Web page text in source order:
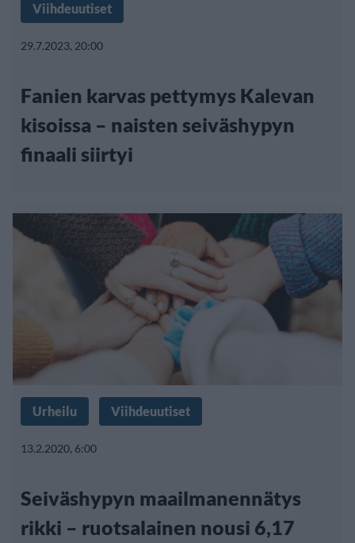
Viihdeuutiset
29.7.2023, 20:00
Fanien karvas pettymys Kalevan
kisoissa – naisten seiväshypyn
finaali siirtyi
Urheilu Viihdeuutiset
13.2.2020, 6:00
Seiväshypyn maailmanennätys
rikki – ruotsalainen nousi 6,17